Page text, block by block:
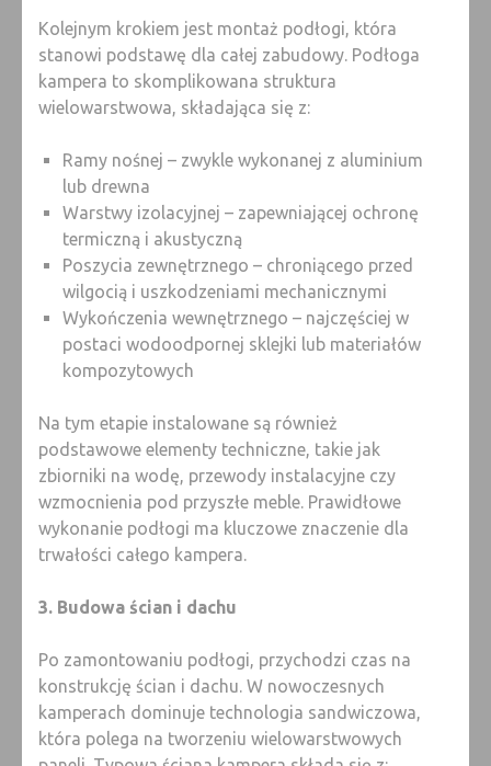
Kolejnym krokiem jest montaż podłogi, która
stanowi podstawę dla całej zabudowy. Podłoga
kampera to skomplikowana struktura
wielowarstwowa, składająca się z:
Ramy nośnej – zwykle wykonanej z aluminium
lub drewna
Warstwy izolacyjnej – zapewniającej ochronę
termiczną i akustyczną
Poszycia zewnętrznego – chroniącego przed
wilgocią i uszkodzeniami mechanicznymi
Wykończenia wewnętrznego – najczęściej w
postaci wodoodpornej sklejki lub materiałów
kompozytowych
Na tym etapie instalowane są również
podstawowe elementy techniczne, takie jak
zbiorniki na wodę, przewody instalacyjne czy
wzmocnienia pod przyszłe meble. Prawidłowe
wykonanie podłogi ma kluczowe znaczenie dla
trwałości całego kampera.
3. Budowa ścian i dachu
Po zamontowaniu podłogi, przychodzi czas na
konstrukcję ścian i dachu. W nowoczesnych
kamperach dominuje technologia sandwiczowa,
która polega na tworzeniu wielowarstwowych